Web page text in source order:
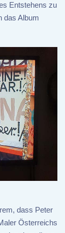
Entstehens zu
das Album
dass Peter
Österreichs